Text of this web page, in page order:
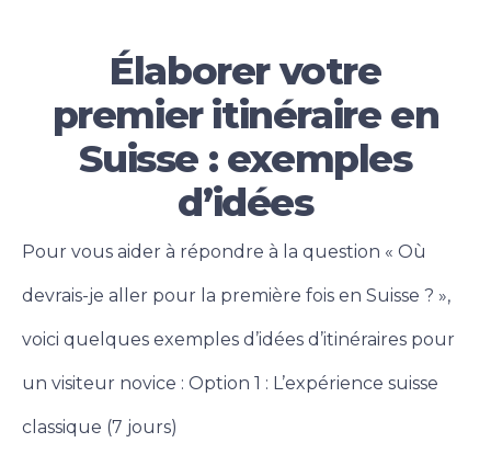
Élaborer votre
premier itinéraire en
Suisse : exemples
d’idées
Pour vous aider à répondre à la question « Où
devrais-je aller pour la première fois en Suisse ? »,
voici quelques exemples d’idées d’itinéraires pour
un visiteur novice : Option 1 : L’expérience suisse
classique (7 jours)